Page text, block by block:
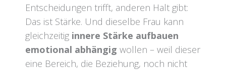
Entscheidungen trifft, anderen Halt gibt:
Das ist Stärke. Und dieselbe Frau kann
gleichzeitig innere Stärke aufbauen
emotional abhängig wollen – weil dieser
eine Bereich, die Beziehung, noch nicht